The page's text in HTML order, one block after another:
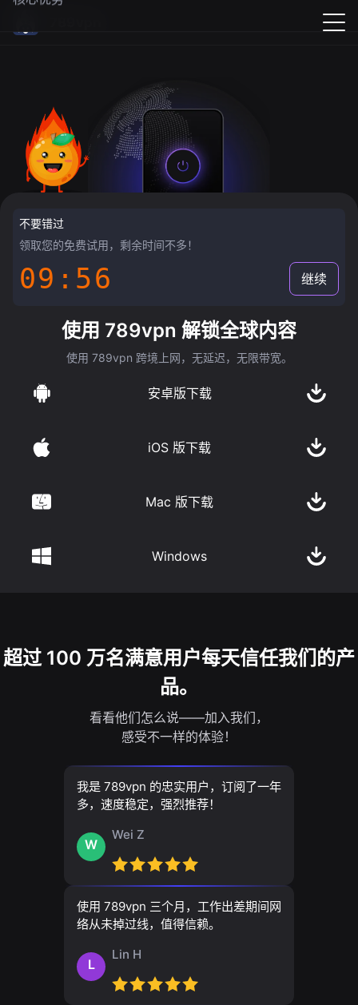
不要错过
领取您的免费试用，剩余时间不多！
09:55 继续
使用 789vpn 解锁全球内容
使用 789vpn 跨境上网，无延迟，无限带宽。
安卓版下载
iOS 版下载
Mac 版下载
Windows
超过 100 万名满意用户每天信任我们的产
品。
看看他们怎么说——加入我们，
感受不一样的体验！
我是 789vpn 的忠实用户，订阅了一年
多，速度稳定，强烈推荐！
W
Wei Z
使用 789vpn 三个月，工作出差期间网
络从未掉过线，值得信赖。
L
Lin H